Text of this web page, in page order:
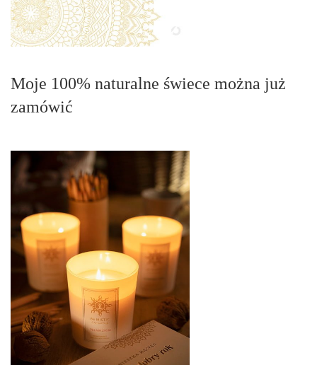
Moje 100% naturalne świece można już
zamówić